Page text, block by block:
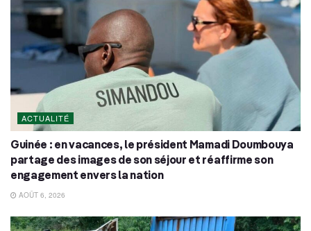
ACTUALITÉ
Guinée : en vacances, le président Mamadi Doumbouya
partage des images de son séjour et réaffirme son
engagement envers la nation
AOÛT 6, 2026